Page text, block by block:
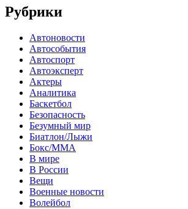
Рубрики
Автоновости
Автособытия
Автоспорт
Автоэксперт
Актеры
Аналитика
Баскетбол
Безопасность
Безумный мир
Биатлон/Лыжи
Бокс/MMA
В мире
В России
Вещи
Военные новости
Волейбол